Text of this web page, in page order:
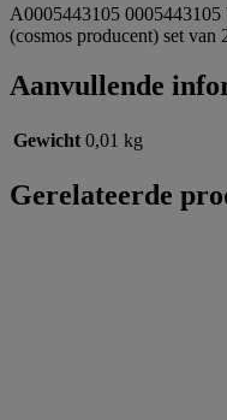
A0005443105
(cosmos producent) set van
Aanvullende
Gewicht 0,01 kg
Gerelateerde